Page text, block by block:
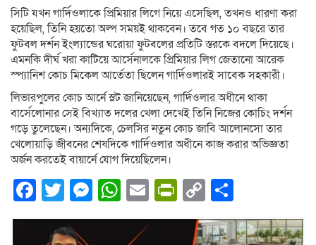
সিটি যখন গার্দিওলাকে প্রিমিয়ার লিগে নিয়ে এসেছিল, তখনও ধারণা করা
হয়েছিল, তিনি হয়তো অল্প সময়ই থাকবেন। তবে গত ১০ বছরে তার
ফুটবল দর্শন ইংল্যান্ডের ঘরোয়া ফুটবলের প্রতিটি স্তরকে বদলে দিয়েছে।
এমনকি দীর্ঘ খরা কাটিয়ে আর্সেনালকে প্রিমিয়ার লিগ জেতানো আরেক
স্প্যানিশ কোচ মিকেল আর্তেতা ছিলেন গার্দিওলারই সাবেক সহকারী।
লিভারপুলের কোচ আর্নে স্লট জানিয়েছেন, গার্দিওলার অধীনে থাকা
বার্সেলোনার সেই বিখ্যাত দলের খেলা দেখেই তিনি নিজের কোচিং দর্শন
গড়ে তুলেছেন। অন্যদিকে, চেলসির নতুন কোচ জাবি আলোনসো তার
খেলোয়াড়ি জীবনের শেষদিকে গার্দিওলার অধীনে কাজ করার অভিজ্ঞতা
অর্জন করতেই বায়ার্নে যোগ দিয়েছিলেন।
Facebook
Twitter
Messenger
WhatsApp
EmailPrintFriendly
Copy
Link